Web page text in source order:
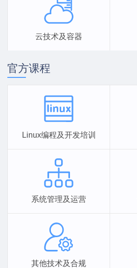
云技术及容器
官方课程
Linux编程及开发培训
系统管理及运营
其他技术及合规